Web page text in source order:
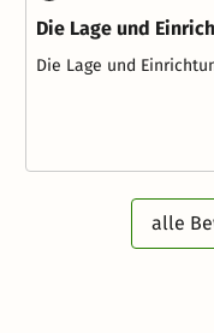
Die Lage und
Die Lage und
alle